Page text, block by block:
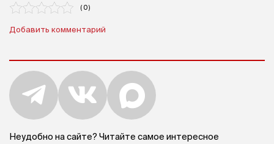
( 0 )
Добавить комментарий
Неудобно на сайте? Читайте самое интересное